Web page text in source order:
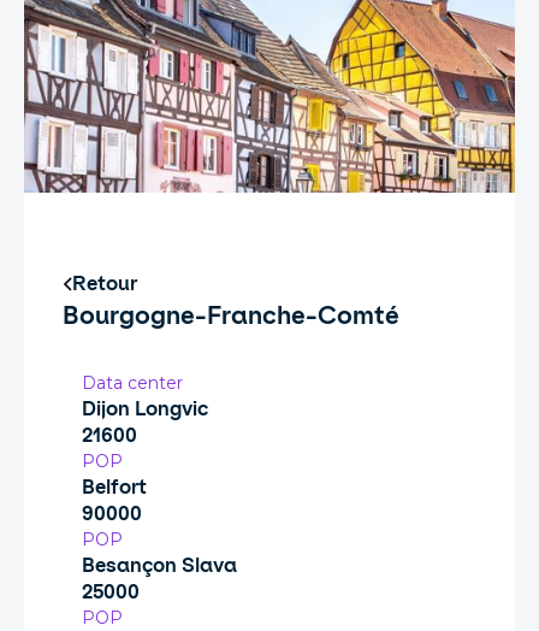
Retour
Bourgogne-Franche-Comté
Data center
Dijon Longvic
21600
POP
Belfort
90000
POP
Besançon Slava
25000
POP